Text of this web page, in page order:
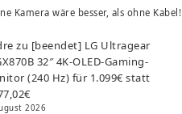
Kamera wäre besser, als ohne Kabel!
zu [beendet] LG Ultragear
32″ 4K-OLED-Gaming-
(240 Hz) für 1.099€ statt
2026